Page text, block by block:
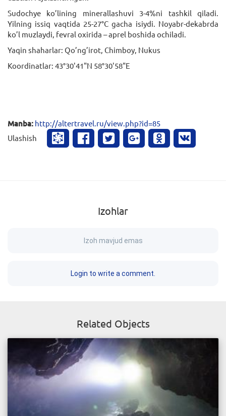
Sudochye ko’lining minerallashuvi 3-4%ni tashkil qiladi.
Yilning issiq vaqtida 25-27°С gacha isiydi. Noyabr-dekabrda
ko’l muzlaydi, fevral oxirida – aprel boshida ochiladi.
Yaqin shaharlar: Qo’ng’irot, Chimboy, Nukus
Koordinatlar: 43°30'41"N 58°30'58"E
Manba: http://altertravel.ru/view.php?id=85
Ulashish
Izohlar
Izoh mavjud emas
Login to write a comment.
Related Objects